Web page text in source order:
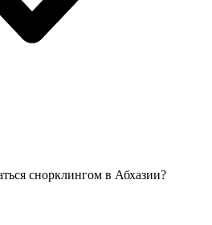
снорклингом в Абхазии?